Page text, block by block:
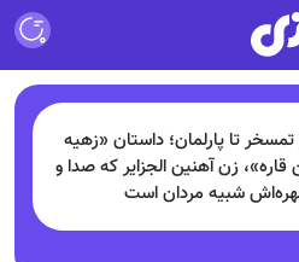
تمسخر تا پارلمان؛ داستان «زهیه
قاره»، زن آهنین الجزایر که صدا و
شبیه مردان است